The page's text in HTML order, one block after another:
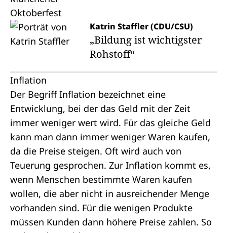
Katrin Staffler (CDU/CSU)
„Bildung ist wichtigster
Rohstoff“
Inflation
Der Begriff Inflation bezeichnet eine
Entwicklung, bei der das Geld mit der Zeit
immer weniger wert wird. Für das gleiche Geld
kann man dann immer weniger Waren kaufen,
da die Preise steigen. Oft wird auch von
Teuerung gesprochen. Zur Inflation kommt es,
wenn Menschen bestimmte Waren kaufen
wollen, die aber nicht in ausreichender Menge
vorhanden sind. Für die wenigen Produkte
müssen Kunden dann höhere Preise zahlen. So